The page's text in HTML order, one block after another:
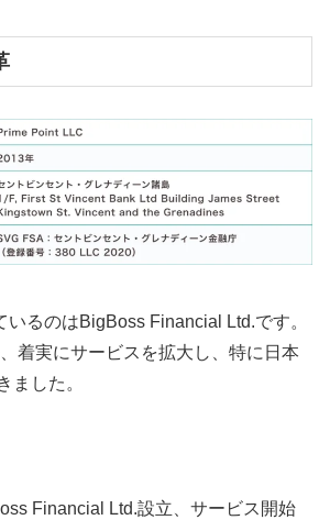
いるのはBigBoss Financial Ltd.です。
着実にサービスを拡大し、特に日本
ました。
Financial Ltd.設立、サービス開始